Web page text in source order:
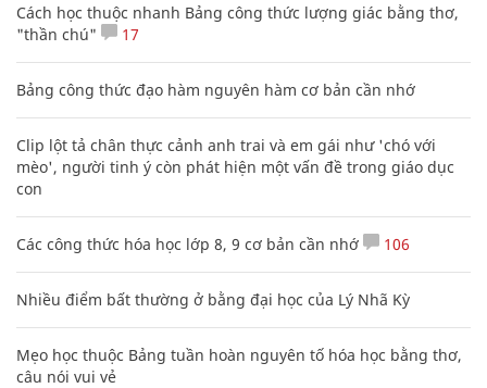
Cách học thuộc nhanh Bảng công thức lượng giác bằng thơ,
"thần chú"
17
Bảng công thức đạo hàm nguyên hàm cơ bản cần nhớ
Clip lột tả chân thực cảnh anh trai và em gái như 'chó với
mèo', người tinh ý còn phát hiện một vấn đề trong giáo dục
con
Các công thức hóa học lớp 8, 9 cơ bản cần nhớ 106
Nhiều điểm bất thường ở bằng đại học của Lý Nhã Kỳ
Mẹo học thuộc Bảng tuần hoàn nguyên tố hóa học bằng thơ,
câu nói vui vẻ